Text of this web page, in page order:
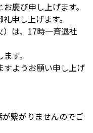
慶び申し上げます。
申し上げます。
は、17時一斉退社
す。
すようお願い申し上げ
繋がりませんのでご